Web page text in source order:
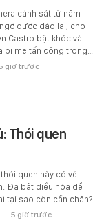
cảnh sát từ năm
được đào lại, cho
Castro bật khóc và
bị mẹ tấn công trong…
giờ trước
Thói quen
quen này có vẻ
Đã bật điều hòa để
tại sao còn cần chăn?
- 5 giờ trước